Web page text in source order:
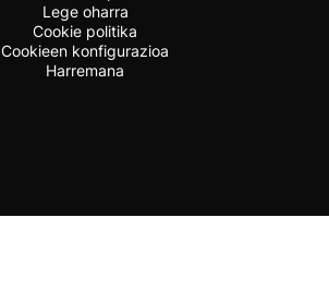
Lege oharra
Cookie politika
Cookieen konfigurazioa
Harremana